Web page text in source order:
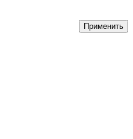
Применить